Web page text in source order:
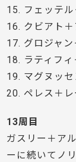
15. フェッテ
16. クビアト
17. グロジャン
18. ラティフ
19. マグヌッセ
20. ペレス＋
13周目
ガスリー＋ア
ーに続いてノ